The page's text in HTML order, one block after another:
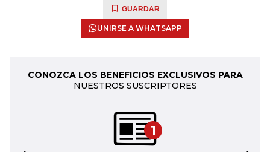
GUARDAR
UNIRSE A WHATSAPP
CONOZCA LOS BENEFICIOS EXCLUSIVOS PARA
NUESTROS SUSCRIPTORES
1